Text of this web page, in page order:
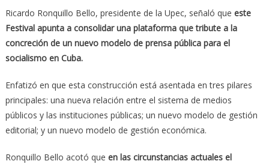
Ricardo Ronquillo Bello, presidente de la Upec, señaló que este
Festival apunta a consolidar una plataforma que tribute a la
concreción de un nuevo modelo de prensa pública para el
socialismo en Cuba.
Enfatizó en que esta construcción está asentada en tres pilares
principales: una nueva relación entre el sistema de medios
públicos y las instituciones públicas; un nuevo modelo de gestión
editorial; y un nuevo modelo de gestión económica.
Ronquillo Bello acotó que en las circunstancias actuales el